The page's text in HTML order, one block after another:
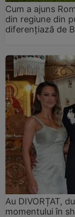
Cum a ajuns
din regiune din
diferențiază de
Au DIVORȚAT,
momentului în